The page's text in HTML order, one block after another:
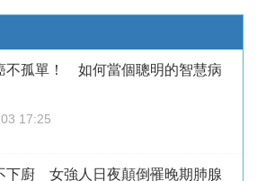
不孤單！ 如何當個聰明的智慧病
17:25
下廚 女強人日夜顛倒罹晚期肺腺